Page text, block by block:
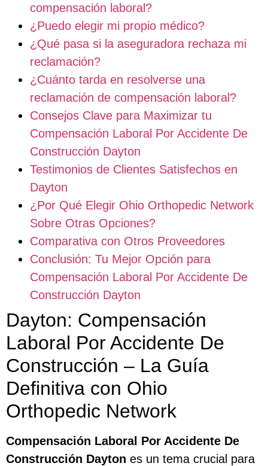
compensación laboral?
¿Puedo elegir mi propio médico?
¿Qué pasa si la aseguradora rechaza mi
reclamación?
¿Cuánto tarda en resolverse una
reclamación de compensación laboral?
Consejos Clave para Maximizar tu
Compensación Laboral Por Accidente De
Construcción Dayton
Testimonios de Clientes Satisfechos en
Dayton
¿Por Qué Elegir Ohio Orthopedic Network
Sobre Otras Opciones?
Comparativa con Otros Proveedores
Conclusión: Tu Mejor Opción para
Compensación Laboral Por Accidente De
Construcción Dayton
Dayton: Compensación
Laboral Por Accidente De
Construcción – La Guía
Definitiva con Ohio
Orthopedic Network
Compensación Laboral Por Accidente De
Construcción Dayton es un tema crucial para